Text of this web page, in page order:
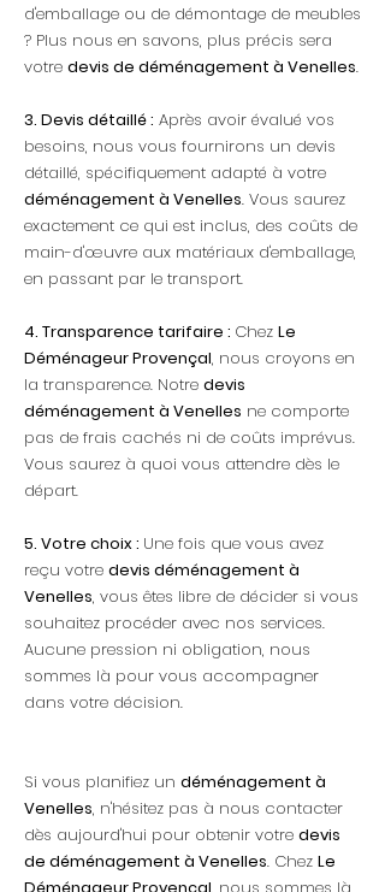
d'emballage ou de démontage de meubles
? Plus nous en savons, plus précis sera
votre devis de déménagement à Venelles.
3. Devis détaillé : Après avoir évalué vos
besoins, nous vous fournirons un devis
détaillé, spécifiquement adapté à votre
déménagement à Venelles. Vous saurez
exactement ce qui est inclus, des coûts de
main-d'œuvre aux matériaux d'emballage,
en passant par le transport.
4. Transparence tarifaire : Chez Le
Déménageur Provençal, nous croyons en
la transparence. Notre devis
déménagement à Venelles ne comporte
pas de frais cachés ni de coûts imprévus.
Vous saurez à quoi vous attendre dès le
départ.
5. Votre choix : Une fois que vous avez
reçu votre devis déménagement à
Venelles, vous êtes libre de décider si vous
souhaitez procéder avec nos services.
Aucune pression ni obligation, nous
sommes là pour vous accompagner
dans votre décision.
Si vous planifiez un déménagement à
Venelles, n'hésitez pas à nous contacter
dès aujourd'hui pour obtenir votre devis
de déménagement à Venelles. Chez Le